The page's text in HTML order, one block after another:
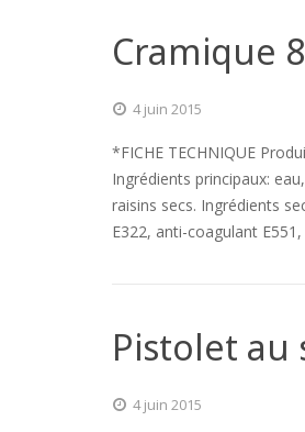
Cramique
4 juin 2015
*FICHE TECHNIQUE
Ingrédients principaux:
raisins secs. Ingrédients
E322, anti-coagulant
Pistolet au
4 juin 2015